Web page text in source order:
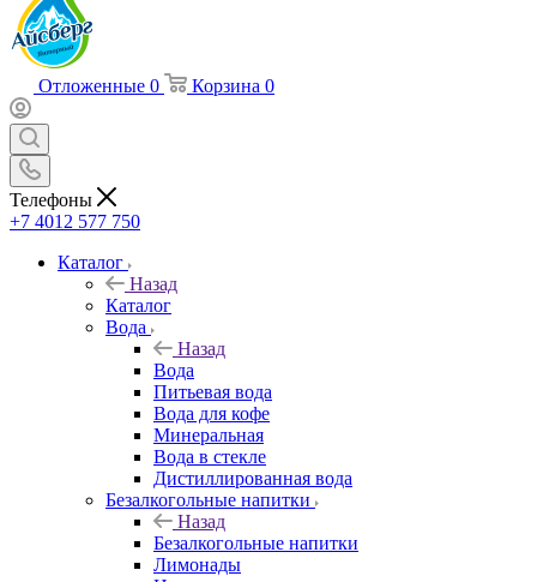
Отложенные 0 Корзина 0
Телефоны
+7 4012 577 750
Каталог
Назад
Каталог
Вода
Назад
Вода
Питьевая вода
Вода для кофе
Минеральная
Вода в стекле
Дистиллированная вода
Безалкогольные напитки
Назад
Безалкогольные напитки
Лимонады